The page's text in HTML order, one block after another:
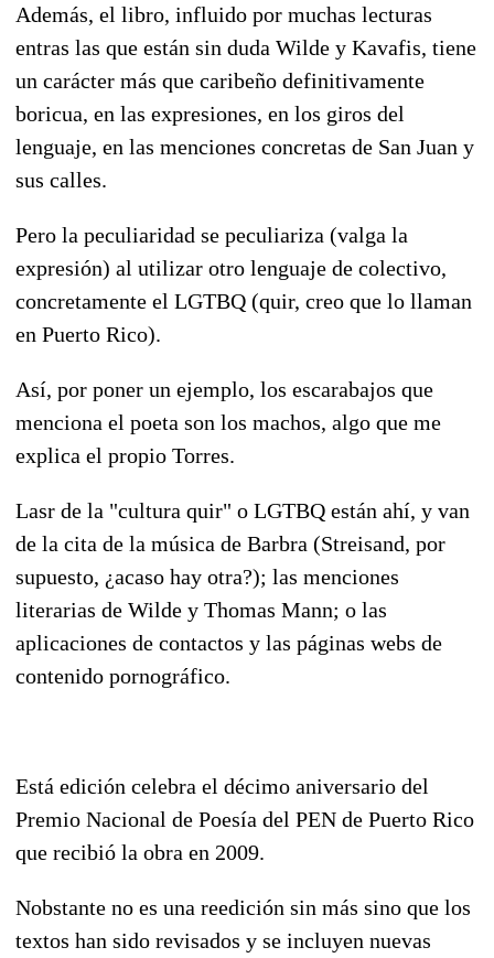
Además, el libro, influido por muchas lecturas
entras las que están sin duda Wilde y Kavafis, tiene
un carácter más que caribeño definitivamente
boricua, en las expresiones, en los giros del
lenguaje, en las menciones concretas de San Juan y
sus calles.
Pero la peculiaridad se peculiariza (valga la
expresión) al utilizar otro lenguaje de colectivo,
concretamente el LGTBQ (quir, creo que lo llaman
en Puerto Rico).
Así, por poner un ejemplo, los escarabajos que
menciona el poeta son los machos, algo que me
explica el propio Torres.
Lasr de la "cultura quir" o LGTBQ están ahí, y van
de la cita de la música de Barbra (Streisand, por
supuesto, ¿acaso hay otra?); las menciones
literarias de Wilde y Thomas Mann; o las
aplicaciones de contactos y las páginas webs de
contenido pornográfico.
Está edición celebra el décimo aniversario del
Premio Nacional de Poesía del PEN de Puerto Rico
que recibió la obra en 2009.
Nobstante no es una reedición sin más sino que los
textos han sido revisados y se incluyen nuevas